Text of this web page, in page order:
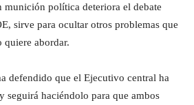
munición política deteriora el debate
sirve para ocultar otros problemas que
abordar.
defendido que el Ejecutivo central ha
seguirá haciéndolo para que ambos